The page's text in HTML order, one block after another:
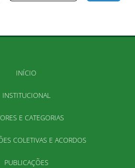
INÍCIO
INSTITUCIONAL
E CATEGORIAS
COLETIVAS E ACORDOS
PUBLICAÇÕES